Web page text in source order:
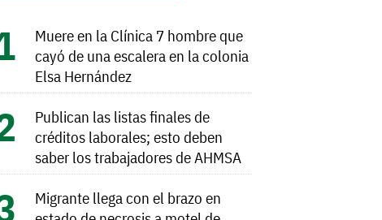
Muere en la Clínica 7 hombre que
cayó de una escalera en la colonia
Elsa Hernández
Publican las listas finales de
créditos laborales; esto deben
saber los trabajadores de AHMSA
Migrante llega con el brazo en